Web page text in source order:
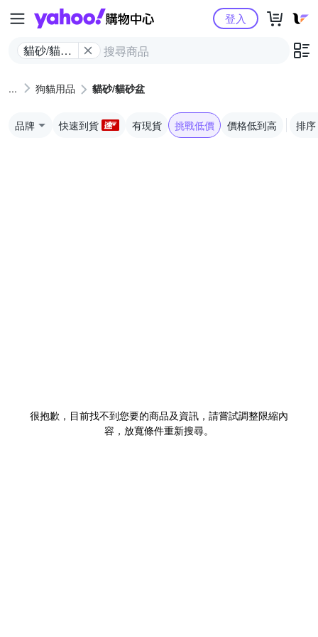
Yahoo購物中心
貓砂/貓砂
登入
狗貓用品 貓砂/貓砂盆
品牌 快速到貨 有現貨 挑戰低價 價格低到高 排序
很抱歉，目前找不到您要的商品及資訊，請嘗試調整限縮內
容，放寬條件重新搜尋。